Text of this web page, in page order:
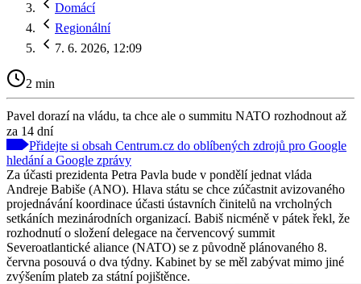
Domácí
Regionální
7. 6. 2026, 12:09
2 min
Pavel dorazí na vládu, ta chce ale o summitu NATO rozhodnout až
za 14 dní
Přidejte si obsah Centrum.cz do oblíbených zdrojů pro Google
hledání a Google zprávy
Za účasti prezidenta Petra Pavla bude v pondělí jednat vláda
Andreje Babiše (ANO). Hlava státu se chce zúčastnit avizovaného
projednávání koordinace účasti ústavních činitelů na vrcholných
setkáních mezinárodních organizací. Babiš nicméně v pátek řekl, že
rozhodnutí o složení delegace na červencový summit
Severoatlantické aliance (NATO) se z původně plánovaného 8.
června posouvá o dva týdny. Kabinet by se měl zabývat mimo jiné
zvýšením plateb za státní pojištěnce.